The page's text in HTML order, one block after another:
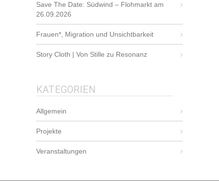
Save The Date: Südwind – Flohmarkt am
26.09.2026
Frauen*, Migration und Unsichtbarkeit
Story Cloth | Von Stille zu Resonanz
KATEGORIEN
Allgemein
Projekte
Veranstaltungen